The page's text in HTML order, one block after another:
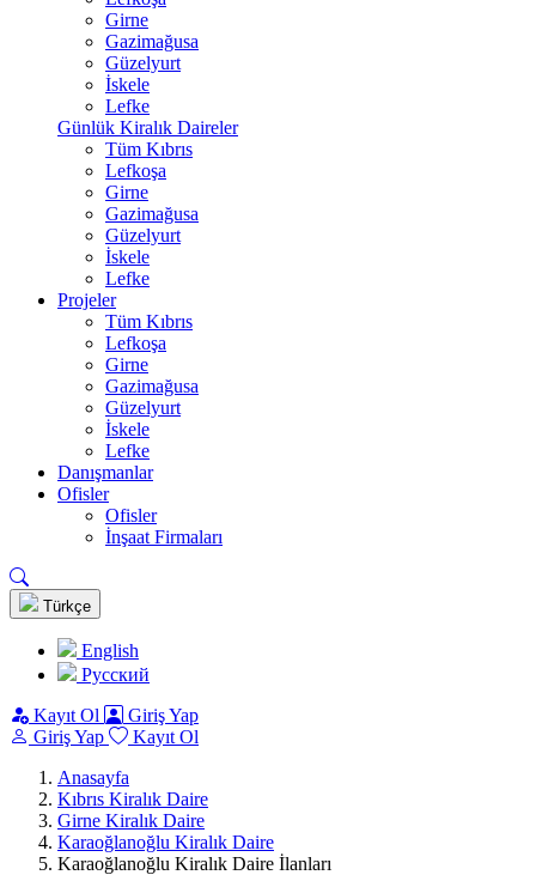
Girne
Gazimağusa
Güzelyurt
İskele
Lefke
Günlük Kiralık Daireler
Tüm Kıbrıs
Lefkoşa
Girne
Gazimağusa
Güzelyurt
İskele
Lefke
Projeler
Tüm Kıbrıs
Lefkoşa
Girne
Gazimağusa
Güzelyurt
İskele
Lefke
Danışmanlar
Ofisler
Ofisler
İnşaat Firmaları
Türkçe
English
Pусский
Kayıt Ol
Giriş Yap
Giriş Yap
Kayıt Ol
Anasayfa
Kıbrıs Kiralık Daire
Girne Kiralık Daire
Karaoğlanoğlu Kiralık Daire
Karaoğlanoğlu Kiralık Daire İlanları